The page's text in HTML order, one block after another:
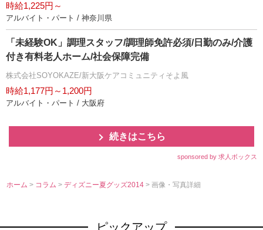
時給1,225円～
アルバイト・パート / 神奈川県
「未経験OK」調理スタッフ/調理師免許必須/日勤のみ/介護
付き有料老人ホーム/社会保障完備
株式会社SOYOKAZE/新大阪ケアコミュニティそよ風
時給1,177円～1,200円
アルバイト・パート / 大阪府
続きはこちら
sponsored by 求人ボックス
ホーム > コラム>ディズニー夏グッズ2014> 画像・写真詳細
ピックアップ